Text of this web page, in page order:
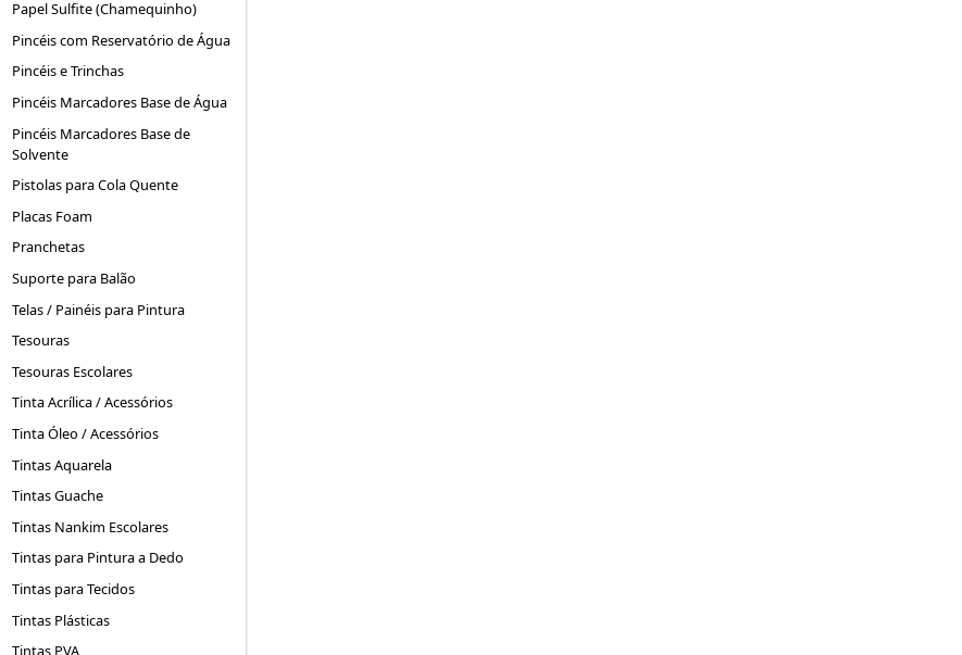
Papel Sulfite (Chamequinho)
Pincéis com Reservatório de Água
Pincéis e Trinchas
Pincéis Marcadores Base de Água
Pincéis Marcadores Base de
Solvente
Pistolas para Cola Quente
Placas Foam
Pranchetas
Suporte para Balão
Telas / Painéis para Pintura
Tesouras
Tesouras Escolares
Tinta Acrílica / Acessórios
Tinta Óleo / Acessórios
Tintas Aquarela
Tintas Guache
Tintas Nankim Escolares
Tintas para Pintura a Dedo
Tintas para Tecidos
Tintas Plásticas
Tintas PVA